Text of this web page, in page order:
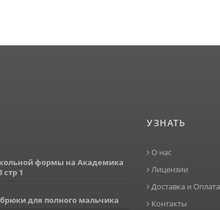
формы на Академика
стр 1
для полного мальчика
УЗНАТЬ
О нас
Лицензии
Доставка и Оплата
Контакты